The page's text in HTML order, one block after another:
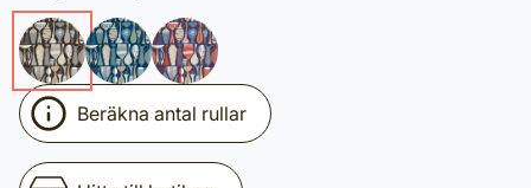
Beräkna antal rullar